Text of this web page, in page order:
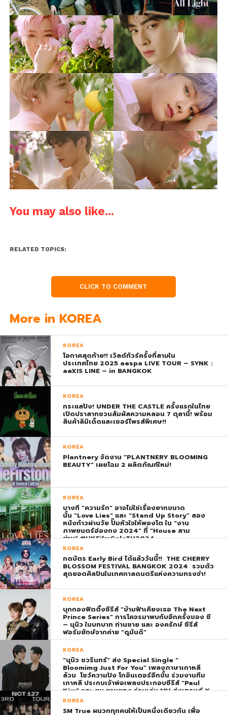
You may also like...
RELATED TOPICS:
CLICK TO COMMENT
More in KOREA
KOREA
โอกาศสุดท้าย!! เวิลด์ทัวร์ครั้งที่สามใน
ประเทศไทย 2025 aespa LIVE TOUR – SYNK :
aeXIS LINE – in BANGKOK
KOREA
กระแสปัง! UNDER THE CASTLE ครั้งแรกในไทย
เปิดปราสาทชวนสัมผัสความหลอน 7 ตุลานี้! พร้อม
สินค้าลิมิเต็ดและเซอร์ไพรส์พิเศษ!!
KOREA
Plantnery จัดงาน “PLANTNERY BLOOMING
BEAUTY” เผยโฉม 2 ผลิตภัณฑ์ใหม่!
KOREA
บางที “ความรัก” อาจไม่ใช่เรื่องยากขนาด
นั้น “Love Lies” และ “Stand Up Story” สอง
หนังก้าวผ่านวัย ปั๊มหัวใจให้พองโต ใน “งาน
ภาพยนตร์ฮ่องกง 2024” ที่ “House สาม
ย่าน” #HKFilmGalaTH2024
KOREA
กดบัตร Early Bird ได้แล้ววันนี้!! THE CHERRY
BLOSSOM FESTIVAL BANGKOK 2024 รวมตัว
สุดยอดศิลปินในเทศกาลดนตรีแห่งความทรงจำ!
KOREA
บุกกองฟิตติ้งซีรีส์ “ข้ามฟ้าเคียงเธอ The Next
Prince Series” การโคจรมาพบกับอีกครั้งของ ซี
– นุนิว ในบทบาท ท่านชาย และ องครักษ์ ซีรีส์
ฟอร์มยักษ์จากค่าย “ดูมันดิ”
KOREA
“นุนิว ชวรินทร์” ส่ง Special Single “
Bloomimg Just For You” เพลงภาษาเกาหลี
ล้วน โชว์ความปัง โกอินเตอร์อีกขั้น ร่วมงานทีม
เกาหลี ประกบเจ้าพ่อเพลงประกอบซีรีส์ “Paul
Kim” และ ยุน ชานยอง ร่วมเล่น MV ส่งเทรนด์ X
พุ่ง ติดอันดับ 1 โลก
KOREA
SM True ผนวกทุกคนให้เป็นหนึ่งเดียวกัน เพื่อ